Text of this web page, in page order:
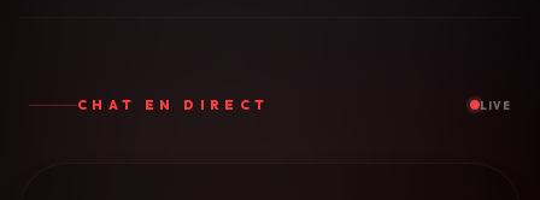
CHAT EN DIRECT LIVE